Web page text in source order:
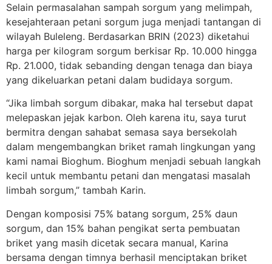
Selain permasalahan sampah sorgum yang melimpah,
kesejahteraan petani sorgum juga menjadi tantangan di
wilayah Buleleng. Berdasarkan BRIN (2023) diketahui
harga per kilogram sorgum berkisar Rp. 10.000 hingga
Rp. 21.000, tidak sebanding dengan tenaga dan biaya
yang dikeluarkan petani dalam budidaya sorgum.
“Jika limbah sorgum dibakar, maka hal tersebut dapat
melepaskan jejak karbon. Oleh karena itu, saya turut
bermitra dengan sahabat semasa saya bersekolah
dalam mengembangkan briket ramah lingkungan yang
kami namai Bioghum. Bioghum menjadi sebuah langkah
kecil untuk membantu petani dan mengatasi masalah
limbah sorgum,” tambah Karin.
Dengan komposisi 75% batang sorgum, 25% daun
sorgum, dan 15% bahan pengikat serta pembuatan
briket yang masih dicetak secara manual, Karina
bersama dengan timnya berhasil menciptakan briket